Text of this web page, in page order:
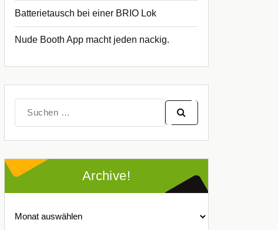
Batterietausch bei einer BRIO Lok
Nude Booth App macht jeden nackig.
nach:
Archive!